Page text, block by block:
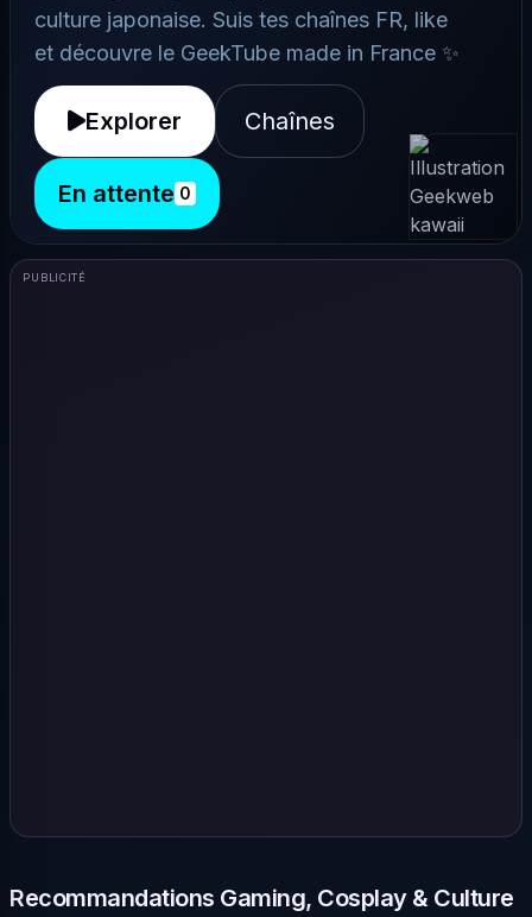
culture japonaise. Suis tes chaînes FR, like
et découvre le GeekTube made in France ✨
Explorer Chaînes
En attente 0
PUBLICITÉ
Recommandations Gaming, Cosplay & Culture